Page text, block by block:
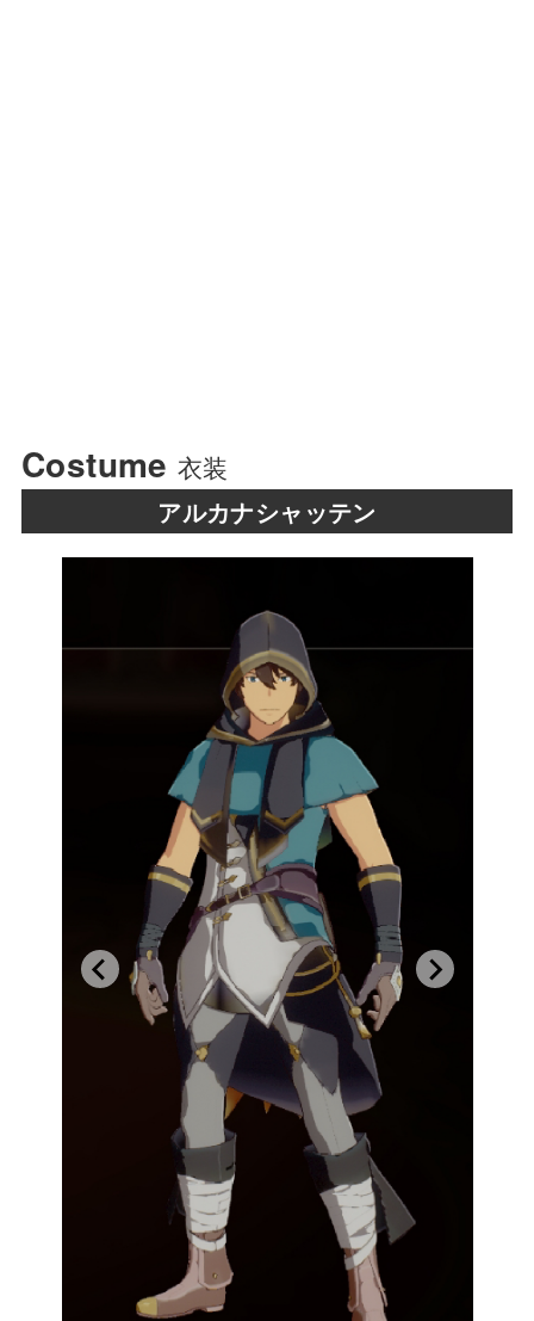
Costume 衣装
アルカナシャッテン